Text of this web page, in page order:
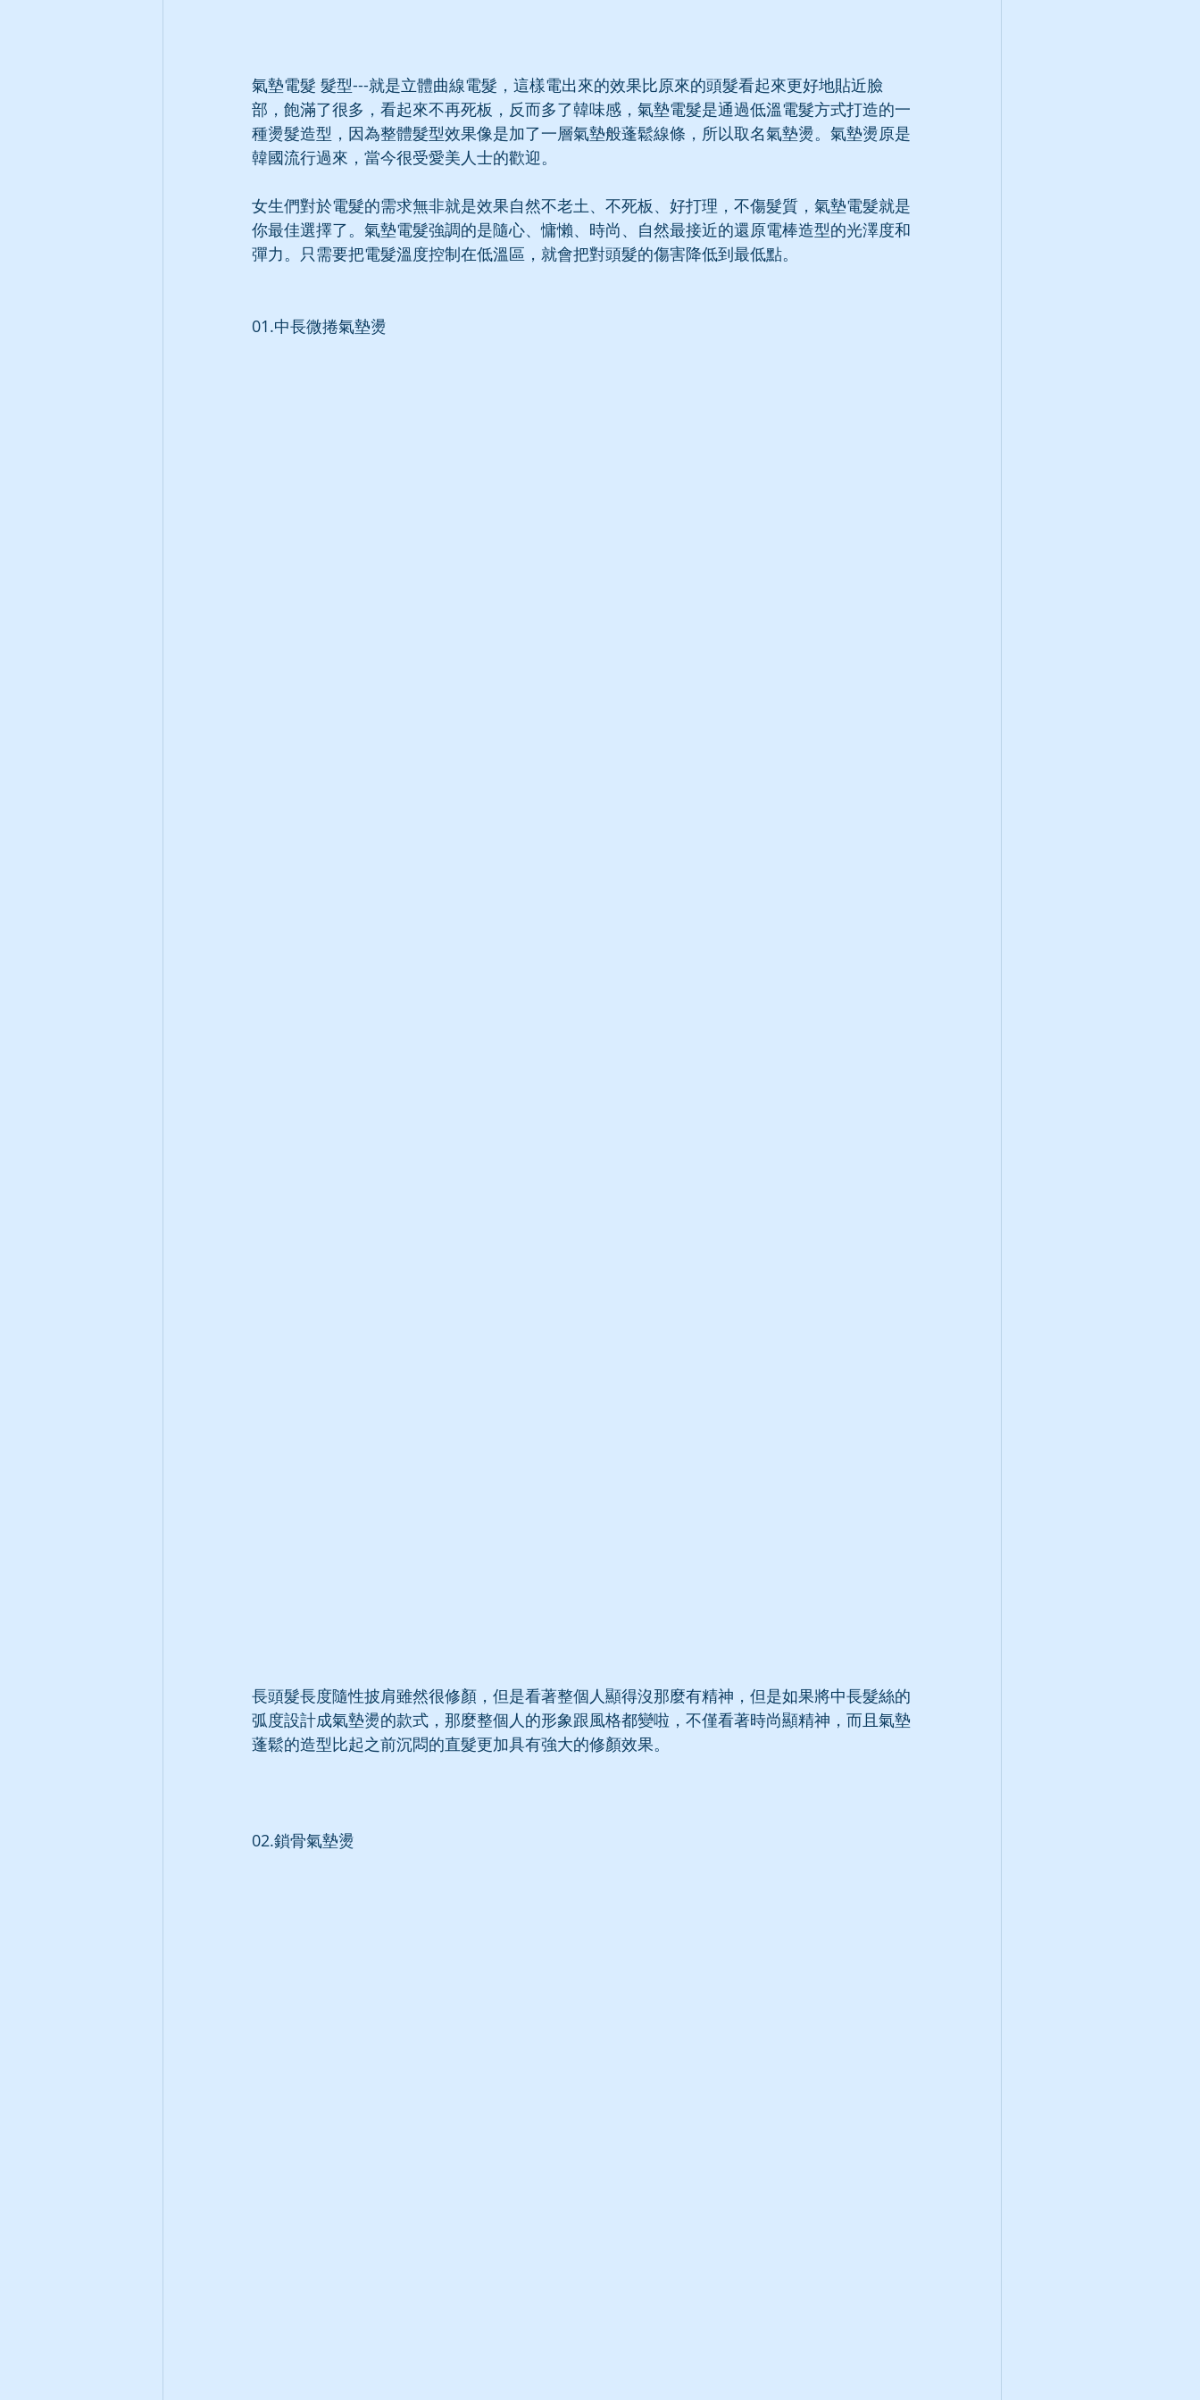
氣墊電髮 髮型---就是立體曲線電髮，這樣電出來的效果比原來的頭髮看起來更好地貼近臉
部，飽滿了很多，看起來不再死板，反而多了韓味感，氣墊電髮是通過低溫電髮方式打造的一
種燙髮造型，因為整體髮型效果像是加了一層氣墊般蓬鬆線條，所以取名氣墊燙。氣墊燙原是
韓國流行過來，當今很受愛美人士的歡迎。
女生們對於電髮的需求無非就是效果自然不老土、不死板、好打理，不傷髮質，氣墊電髮就是
你最佳選擇了。氣墊電髮強調的是隨心、慵懶、時尚、自然最接近的還原電棒造型的光澤度和
彈力。只需要把電髮溫度控制在低溫區，就會把對頭髮的傷害降低到最低點。
01.中長微捲氣墊燙
長頭髮長度隨性披肩雖然很修顏，但是看著整個人顯得沒那麼有精神，但是如果將中長髮絲的
弧度設計成氣墊燙的款式，那麼整個人的形象跟風格都變啦，不僅看著時尚顯精神，而且氣墊
蓬鬆的造型比起之前沉悶的直髮更加具有強大的修顏效果。
02.鎖骨氣墊燙